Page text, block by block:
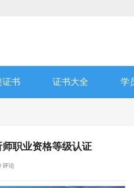
证书 证书大全 学
职业资格等级认证
评论